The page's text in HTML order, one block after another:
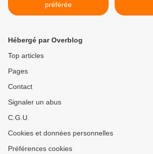
préférée
Hébergé par Overblog
Top articles
Pages
Contact
Signaler un abus
C.G.U.
Cookies et données personnelles
Préférences cookies